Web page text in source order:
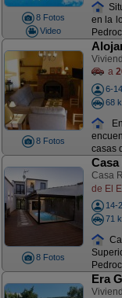
8 Fotos
Video
en la
8 Fotos
a
6-
68
casas
8 Fotos
Casa
de El
14-
71
Era